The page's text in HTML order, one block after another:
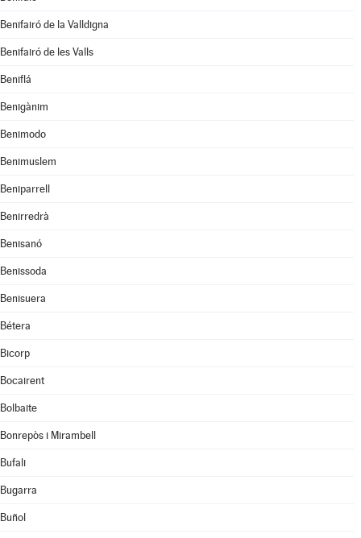
Benifairó de la Valldigna
Benifairó de les Valls
Beniflá
Benigànim
Benimodo
Benimuslem
Beniparrell
Benirredrà
Benisanó
Benissoda
Benisuera
Bétera
Bicorp
Bocairent
Bolbaite
Bonrepòs i Mirambell
Bufali
Bugarra
Buñol